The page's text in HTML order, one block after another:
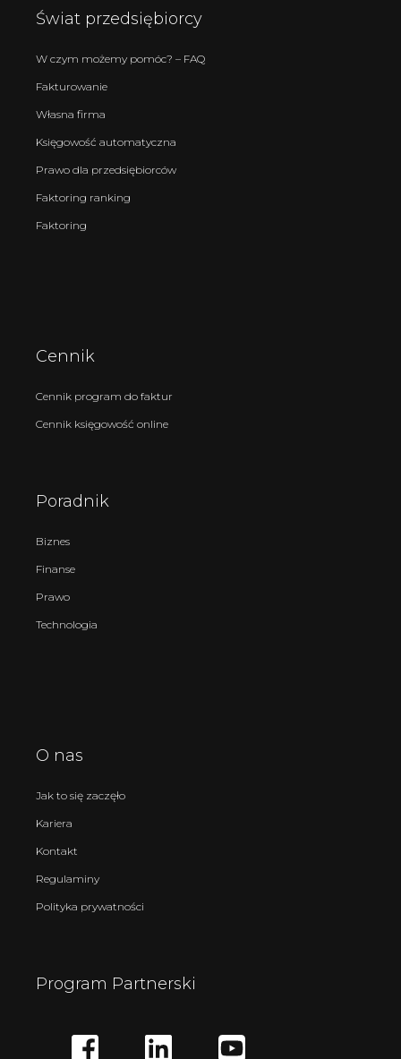
Świat przedsiębiorcy
W czym możemy pomóc? – FAQ
Fakturowanie
Własna firma
Księgowość automatyczna
Prawo dla przedsiębiorców
Faktoring ranking
Faktoring
Cennik
Cennik program do faktur
Cennik księgowość online
Poradnik
Biznes
Finanse
Prawo
Technologia
O nas
Jak to się zaczęło
Kariera
Kontakt
Regulaminy
Polityka prywatności
Program Partnerski